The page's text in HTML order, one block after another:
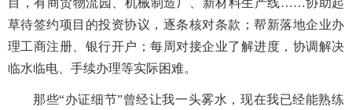
目，有商贸物流园、机械制造厂、新材料生产线……协助起
草待签约项目的投资协议，逐条核对条款；帮新落地企业办
理工商注册、银行开户；每周对接企业了解进度，协调解决
临水临电、手续办理等实际困难。
那些“办证细节”曾经让我一头雾水，现在我已经能熟练